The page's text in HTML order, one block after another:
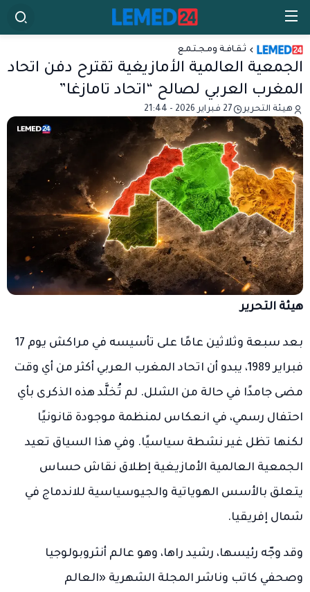
ثـقـافـة ومـجـتـمـع
الجمعية العالمية الأمازيغية تقترح دفن اتحاد
المغرب العربي لصالح “اتحاد تامازغا”
هيئة التحرير 27 فبراير 2026 - 21:44
هيئة التحرير
بعد سبعة وثلاثين عامًا على تأسيسه في مراكش يوم 17
فبراير 1989، يبدو أن اتحاد المغرب العربي أكثر من أي وقت
مضى جامدًا في حالة من الشلل. لم تُخلَّد هذه الذكرى بأي
احتفال رسمي، في انعكاس لمنظمة موجودة قانونيًا
لكنها تظل غير نشطة سياسيًا. وفي هذا السياق تعيد
الجمعية العالمية الأمازيغية إطلاق نقاش حساس
يتعلق بالأسس الهوياتية والجيوسياسية للاندماج في
شمال إفريقيا.
وقد وجّه رئيسها، رشيد راها، وهو عالم أنثروبولوجيا
وصحفي كاتب وناشر المجلة الشهرية «العالم